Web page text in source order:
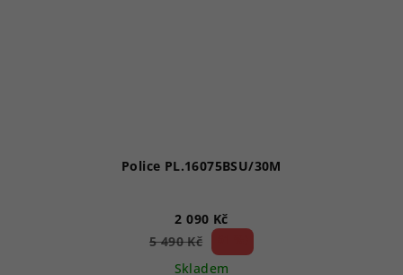
Police PL.16075BSU/30M
2 090 Kč
5 490 Kč
Skladem